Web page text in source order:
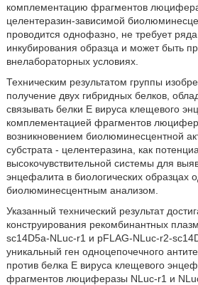
комплементацию фрагментов
целентеразин-зависимой
проводится однофазно, не требует
инкубирования образца и может быть
внелабораторных условиях.
Техническим результатом группы
получение двух гибридных белков,
связывать белки Е вируса клещевого
комплементацией фрагментов
возникновением биолюминесцентной
субстрата - целентеразина, как
высокочувствительной системы для
энцефалита в биологических образцах
биолюминесцентным анализом.
Указанный технический результат
конструирования рекомбинантных
sc14D5a-NLuc-r1 и pFLAG-NLuc-r2-
уникальный ген одноцепочечного
против белка Е вируса клещевого
фрагментов люциферазы NLuc-r1 и